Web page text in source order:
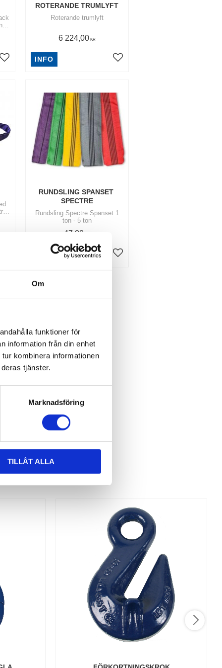
Om
funktioner för
information från din enhet
kombinera informationen
tjänster.
Marknadsföring
TILLÅT ALLA
Lägg till i favoriter
ROTERANDE TRUMLYFT
Roterande trumlyft
6 224,00KR
Lägg till i favoriter
INFO
|
Lägg till i favoriter
RUNDSLING SPANSET
SPECTRE
Rundsling Spectre Spanset 1
ton - 5 ton
47,00
Lägg till i favoriter
INFO
|
Lägg till i favoriter